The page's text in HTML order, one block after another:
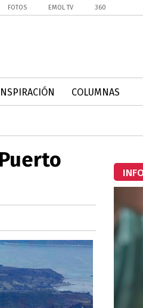
FOTOS EMOL TV 360
COLUMNAS